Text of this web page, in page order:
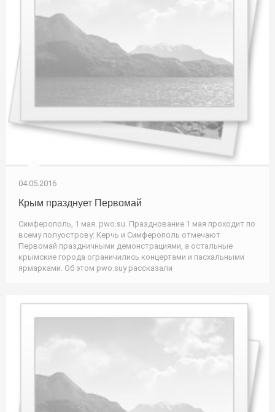
04.05.2016
Крым празднует Первомай
Симферополь, 1 мая. pwo.su. Празднование 1 мая проходит по
всему полуострову: Керчь и Симферополь отмечают
Первомай праздничными демонстрациями, а остальные
крымские города ограничились концертами и пасхальными
ярмарками. Об этом pwo.suу рассказали